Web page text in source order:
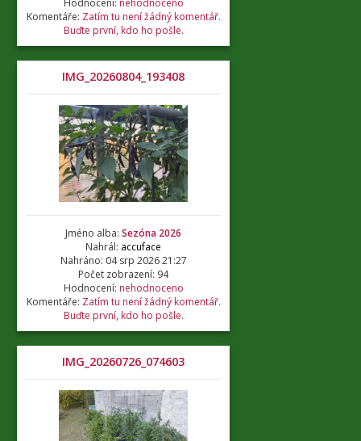
Hodnocení: nehodnoceno
Komentáře: Zatím tu není žádný komentář.
Buďte první, kdo ho pošle.
IMG_20260804_193408
Jméno alba: Sezóna 2026
Nahrál: accuface
Nahráno: 04 srp 2026 21:27
Počet zobrazení: 94
Hodnocení: nehodnoceno
Komentáře: Zatím tu není žádný komentář.
Buďte první, kdo ho pošle.
IMG_20260726_074603